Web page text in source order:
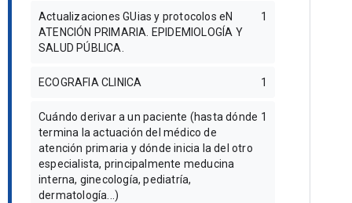
Actualizaciones GUias y protocolos eN
ATENCIÓN PRIMARIA. EPIDEMIOLOGÍA Y
SALUD PÚBLICA.
1
ECOGRAFIA CLINICA 1
Cuándo derivar a un paciente (hasta dónde
termina la actuación del médico de
atención primaria y dónde inicia la del otro
especialista, principalmente meducina
interna, ginecología, pediatría,
dermatología...)
1